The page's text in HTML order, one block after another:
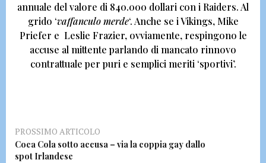
annuale del valore di 840.000 dollari con i Raiders. Al
grido ‘vaffanculo merde‘. Anche se iVikings, Mike
Priefer e Leslie Frazier,ovviamente, respingono le
accuse al mittente parlando di mancato rinnovo
contrattuale per puri e semplici meriti ‘sportivi’.
PROSSIMO ARTICOLO
Coca Cola sotto accusa – via la coppia gay dallo
spot Irlandese